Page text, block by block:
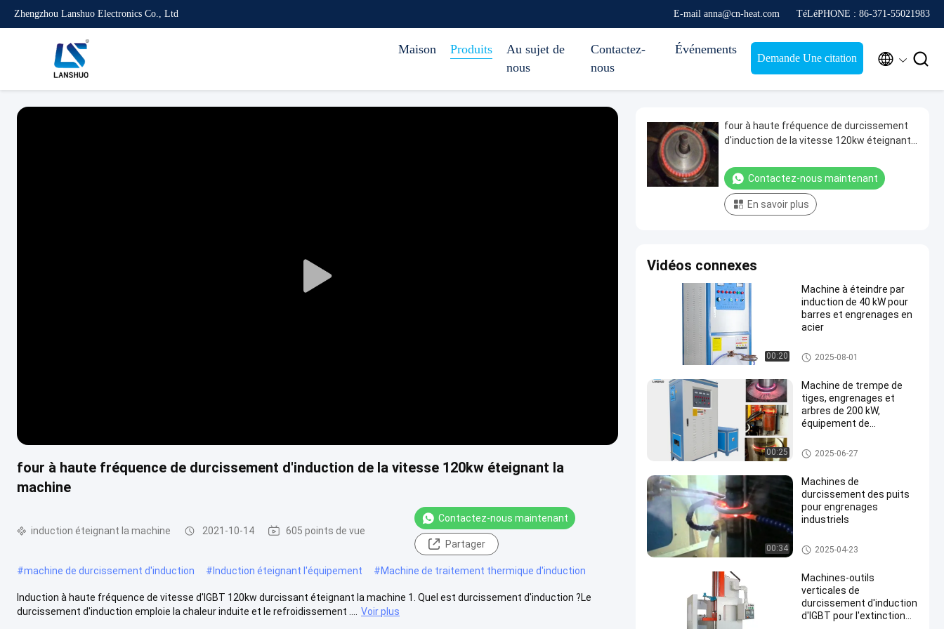
Zhengzhou Lanshuo Electronics Co., Ltd E-mail anna@cn-heat.com TéLéPHONE : 86-371-55021983
Maison Produits
Au sujet de
nous
Contactez-
nous
Événements
Demande Une citation  
Play
four à haute fréquence de durcissement d'induction de la vitesse 120kw éteignant la
machine
induction éteignant la machine 2021-10-14 605 points de vue
Contactez-nous maintenant
Partager
#machine de durcissement d'induction #Induction éteignant l'équipement #Machine de traitement thermique d'induction
Induction à haute fréquence de vitesse d'IGBT 120kw durcissant éteignant la machine 1. Quel est durcissement d'induction ?Le
durcissement d'induction emploie la chaleur induite et le refroidissement ....
Voir plus
four à haute fréquence de durcissement
d'induction de la vitesse 120kw éteignant
Contactez-nous maintenant
En savoir plus
Vidéos connexes
00:20
Machine à éteindre par
induction de 40 kW pour
barres et engrenages en
acier
induction éteignant la machin
e
2025-08-01
00:25
Machine de trempe de
tiges, engrenages et
arbres de 200 kW,
équipement de
induction éteignant la machin
e
2025-06-27
00:34
Machines de
durcissement des puits
pour engrenages
industriels
induction éteignant la machin
e
2025-04-23
Machines-outils
verticales de
durcissement d'induction
d'IGBT pour l'extinction